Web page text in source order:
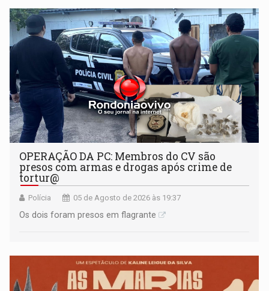
OPERAÇÃO DA PC: Membros do CV são
presos com armas e drogas após crime de
tortur@
Polícia 05 de Agosto de 2026 às 19:37
Os dois foram presos em flagrante